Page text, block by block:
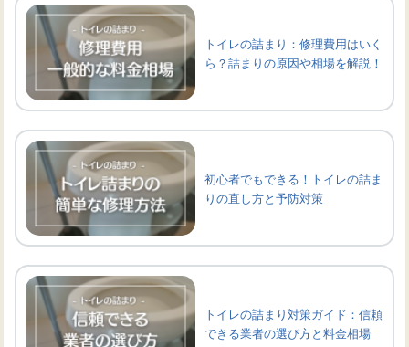
トイレの詰まり：修理費用はいく
ら？詰まりの原因や相場を解説！
初心者でもできる！トイレの詰ま
りの直し方と予防対策
トイレの詰まり対策ガイド：信頼
できる業者の選び方と料金相場